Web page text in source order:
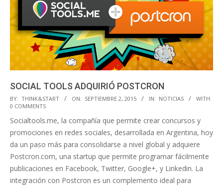
SOCIAL TOOLS ADQUIRIÓ POSTCRON
2015-
09-
02
BY: THINK&START ON: SEPTIEMBRE 2, 2015 IN: NOTICIAS
WITH:
0 COMMENTS
Socialtools.me, la compañía que permite crear concursos y
promociones en redes sociales, desarrollada en Argentina, hoy
da un paso más para consolidarse a nivel global y adquiere
Postcron.com, una startup que permite programar fácilmente
publicaciones en Facebook, Twitter, Google+, y Linkedin. La
integración con Postcron es un complemento ideal para